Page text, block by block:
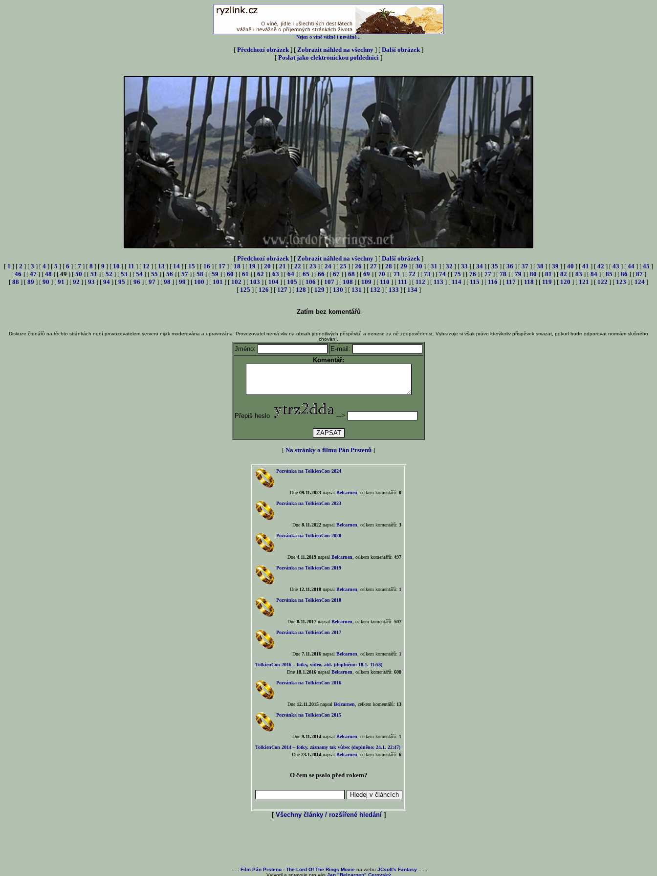
Nejen o víně vážně i nevážně...
[ Předchozí obrázek ] [ Zobrazit náhled na všechny ] [ Další obrázek ]
[ Poslat jako elektronickou pohlednici ]
[ Předchozí obrázek ] [ Zobrazit náhled na všechny ] [ Další obrázek ]
[ 1 ] [ 2 ] [ 3 ] [ 4 ] [ 5 ] [ 6 ] [ 7 ] [ 8 ] [ 9 ] [ 10 ] [ 11 ] [ 12 ] [ 13 ] [ 14 ] [ 15 ] [ 16 ] [ 17 ] [ 18 ] [ 19 ] [ 20 ] [ 21 ] [ 22 ] [ 23 ] [ 24 ] [ 25 ] [ 26 ] [ 27 ] [ 28 ] [ 29 ] [ 30 ] [ 31 ] [ 32 ] [ 33 ] [ 34 ] [ 35 ] [ 36 ] [ 37 ] [ 38 ] [ 39 ] [ 40 ] [ 41 ] [ 42 ] [ 43 ] [ 44 ] [ 45 ]
[ 46 ] [ 47] [ 48 ] [ 49 ] [ 50 ] [ 51 ] [ 52 ] [ 53 ] [ 54] [ 55 ] [ 56 ] [ 57] [ 58 ] [ 59 ] [ 60 ] [ 61 ] [ 62 ] [ 63 ] [ 64] [ 65 ] [ 66 ] [ 67] [ 68 ] [ 69 ] [ 70 ] [ 71 ] [ 72 ] [ 73 ] [ 74] [ 75 ] [ 76 ] [ 77] [ 78 ] [ 79 ] [ 80 ] [ 81 ] [ 82 ] [ 83 ] [ 84] [ 85 ] [ 86 ] [ 87]
[ 88 ] [ 89 ] [ 90 ] [ 91 ] [ 92 ] [ 93 ] [ 94 ] [ 95 ] [ 96 ] [ 97 ] [ 98 ] [ 99 ] [ 100 ] [ 101 ] [ 102 ] [ 103 ] [ 104 ] [ 105 ] [ 106 ] [ 107 ] [ 108 ] [ 109 ] [ 110 ] [ 111 ] [ 112 ] [ 113 ] [ 114 ] [ 115 ] [ 116 ] [ 117 ] [ 118 ] [ 119 ] [ 120 ] [ 121 ] [ 122 ] [ 123 ] [ 124 ]
[ 125 ] [ 126 ] [ 127] [ 128 ] [ 129 ] [ 130 ] [ 131 ] [ 132 ] [ 133 ] [ 134]
Zatím bez komentářů
Diskuze čtenářů na těchto stránkách není provozovatelem serveru nijak moderována a upravována. Provozovatel nemá vliv na obsah jednotlivých příspěvků a nenese za ně zodpovědnost. Vyhrazuje si však právo kterýkoliv příspěvek smazat, pokud bude odporovat normám slušného
chování.
Jméno:
E-mail:
Komentář:
Přepiš heslo -->
[ Na stránky o filmu Pán Prstenů ]
Pozvánka na TolkienCon 2024
Dne 09.11.2023napsal Belcarnen , celkem komentářů: 0
Pozvánka na TolkienCon 2023
Dne 8.11.2022napsal Belcarnen , celkem komentářů: 3
Pozvánka na TolkienCon 2020
Dne 4.11.2019napsal Belcarnen , celkem komentářů: 497
Pozvánka na TolkienCon 2019
Dne 12.11.2018napsal Belcarnen , celkem komentářů: 1
Pozvánka na TolkienCon 2018
Dne 8.11.2017napsal Belcarnen , celkem komentářů: 507
Pozvánka na TolkienCon 2017
Dne 7.11.2016napsal Belcarnen , celkem komentářů: 1
TolkienCon 2016 – fotky, video, atd. (doplněno: 18.1. 11:58)
Dne 18.1.2016napsal Belcarnen , celkem komentářů: 608
Pozvánka na TolkienCon 2016
Dne 12.11.2015napsal Belcarnen , celkem komentářů: 13
Pozvánka na TolkienCon 2015
Dne 9.11.2014napsal Belcarnen , celkem komentářů: 1
TolkienCon 2014 – fotky, záznamy tak vůbec (doplněno: 24.1. 22:47)
Dne 23.1.2014napsal Belcarnen , celkem komentářů: 6
O čem se psalo před rokem?
[ Všechny články / rozšířené hledání]
...::: Film Pán Prstenu - The Lord Of The Rings Moviena webu JCsoft's Fantasy:::...
Vytvoril a spravuje pro vás Jan "Belcarnen" Cerovský